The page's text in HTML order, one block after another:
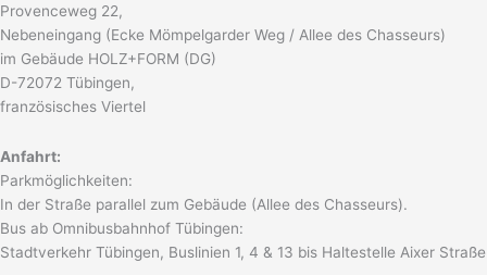
Provenceweg 22,
Nebeneingang (Ecke Mömpelgarder Weg / Allee des Chasseurs)
im Gebäude HOLZ+FORM (DG)
D-72072 Tübingen,
französisches Viertel
Anfahrt:
Parkmöglichkeiten:
In der Straße parallel zum Gebäude (Allee des Chasseurs).
Bus ab Omnibusbahnhof Tübingen:
Stadtverkehr Tübingen, Buslinien 1, 4 & 13 bis Haltestelle Aixer Straße